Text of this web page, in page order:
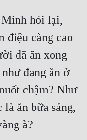
Minh hỏi lại,
điệu càng cao
đã ăn xong
đang ăn ở
chậm? Như
ăn bữa sáng,
à?